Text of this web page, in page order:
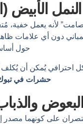
النمل الأبيض
لأنه يعمل خفية،
دون أي علامات
حول
احترافي يُمكن أن يُكلف
حشرات في
البعوض
على كونهما مصدر